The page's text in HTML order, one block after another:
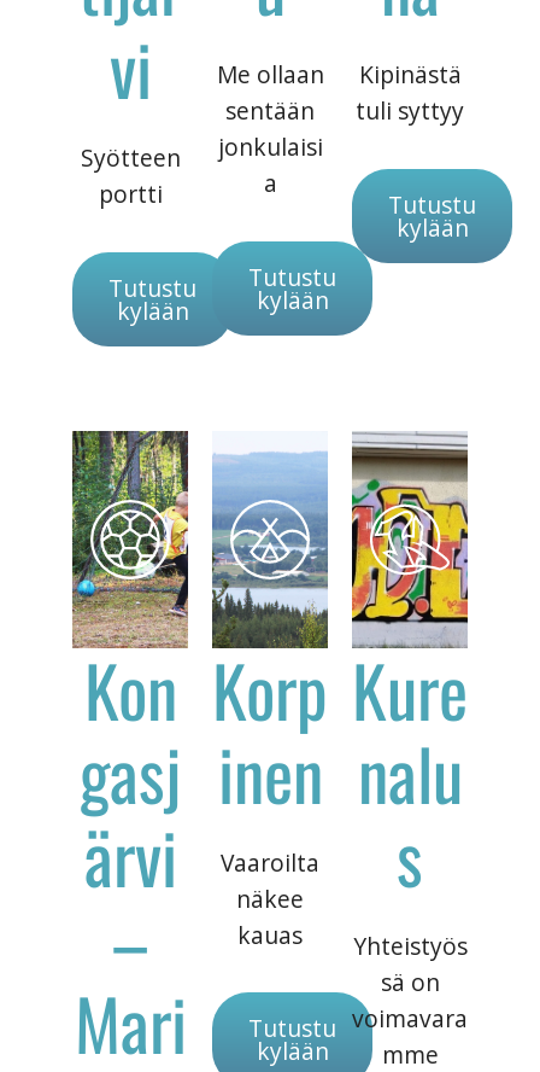
vi
Syötteen
portti
Tutustu
kylään
Me ollaan
sentään
jonkulaisi
a
Tutustu
kylään
Kipinästä
tuli syttyy
Tutustu
kylään
Kon
gasj
ärvi
–
Mari
Korp
inen
Vaaroilta
näkee
kauas
Tutustu
kylään
Kure
nalu
s
Yhteistyös
sä on
voimavara
mme